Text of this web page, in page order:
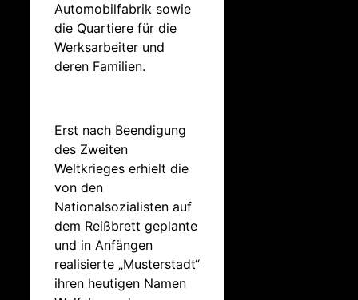
Automobilfabrik sowie
die Quartiere für die
Werksarbeiter und
deren Familien.
Erst nach Beendigung
des Zweiten
Weltkrieges erhielt die
von den
Nationalsozialisten auf
dem Reißbrett geplante
und in Anfängen
realisierte „Musterstadt“
ihren heutigen Namen